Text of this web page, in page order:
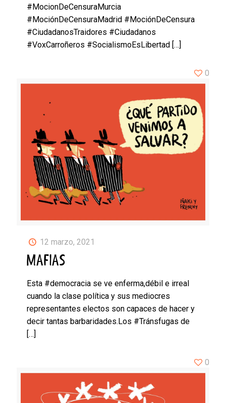
#MocionDeCensuraMurcia
#MociónDeCensuraMadrid #MociónDeCensura
#CiudadanosTraidores #Ciudadanos
#VoxCarroñeros #SocialismoEsLibertad […]
12 marzo, 2021
MAFIAS
Esta #democracia se ve enferma,débil e irreal
cuando la clase política y sus mediocres
representantes electos son capaces de hacer y
decir tantas barbaridades.Los #Tránsfugas de
[…]
0
0